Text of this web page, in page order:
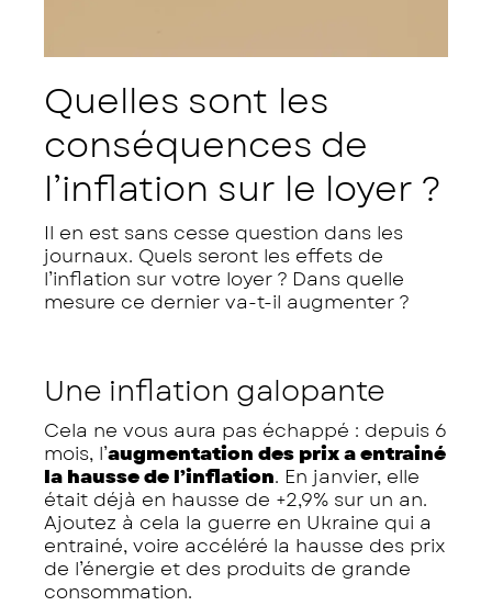
Quelles sont les
conséquences de
l’inflation sur le loyer ?
Il en est sans cesse question dans les
journaux. Quels seront les effets de
l’inflation sur votre loyer ? Dans quelle
mesure ce dernier va-t-il augmenter ?
Une inflation galopante
Cela ne vous aura pas échappé : depuis 6
mois, l’augmentation des prix a entrainé
la hausse de l’inflation. En janvier, elle
était déjà en hausse de +2,9% sur un an.
Ajoutez à cela la guerre en Ukraine qui a
entrainé, voire accéléré la hausse des prix
de l’énergie et des produits de grande
consommation.